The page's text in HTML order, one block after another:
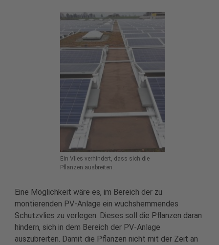
Ein Vlies verhindert, dass sich die
Pflanzen ausbreiten.
Eine Möglichkeit wäre es, im Bereich der zu
montierenden PV-Anlage ein wuchshemmendes
Schutzvlies zu verlegen. Dieses soll die Pflanzen daran
hindern, sich in dem Bereich der PV-Anlage
auszubreiten. Damit die Pflanzen nicht mit der Zeit an